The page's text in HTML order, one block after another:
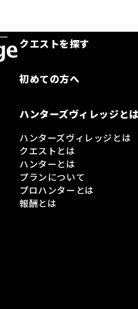
クエストを探す
初めての方へ
ハンターズヴィレッジと
ハンターズヴィレッジとは
クエストとは
ハンターとは
プランについて
プロハンターとは
報酬とは